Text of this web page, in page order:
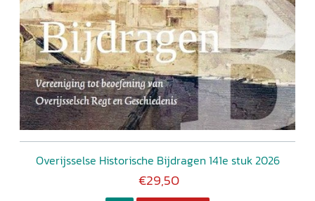
Overijsselse Historische Bijdragen 141e stuk 2026
€29,50